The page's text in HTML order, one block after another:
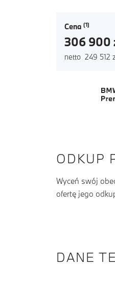
Cena
306 900
netto 249 512
ODKUP
Wyceń swój
ofertę jego
DANE